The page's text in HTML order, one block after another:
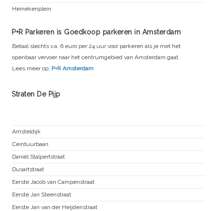
Heinekenplein
P+R Parkeren is Goedkoop parkeren in Amsterdam
Betaal slechts v.a. 6 euro per 24 uur voor parkeren als je met het
openbaar vervoer naar het centrumgebied van Amsterdam gaat.
Lees meer op: P+R Amsterdam
Straten De Pijp
Amsteldijk
Ceintuurbaan
Daniël Stalpertstraat
Dusartstraat
Eerste Jacob van Campenstraat
Eerste Jan Steenstraat
Eerste Jan van der Heijdenstraat